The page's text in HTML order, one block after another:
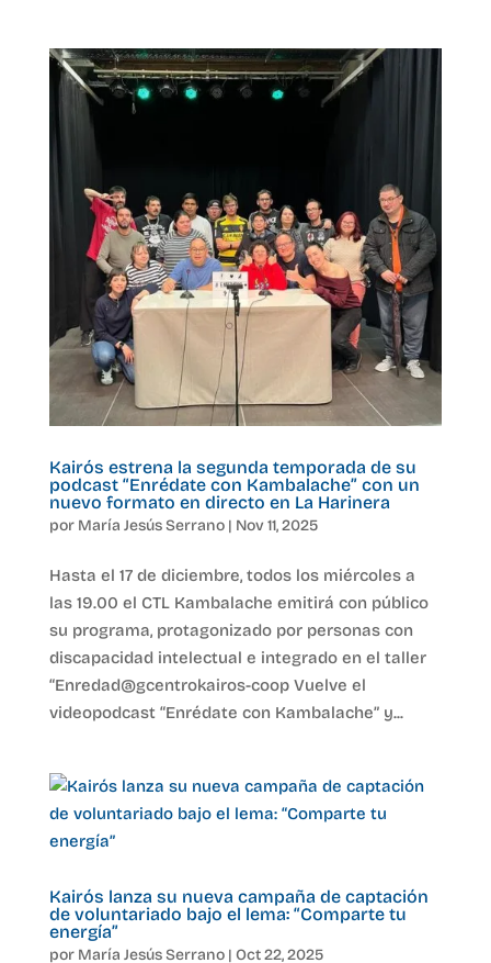
Kairós estrena la segunda temporada de su
podcast “Enrédate con Kambalache” con un
nuevo formato en directo en La Harinera
por María Jesús Serrano| Nov 11, 2025
Hasta el 17 de diciembre, todos los miércoles a
las 19.00 el CTL Kambalache emitirá con público
su programa, protagonizado por personas con
discapacidad intelectual e integrado en el taller
“Enredad@gcentrokairos-coop Vuelve el
videopodcast “Enrédate con Kambalache” y...
Kairós lanza su nueva campaña de captación
de voluntariado bajo el lema: “Comparte tu
energía”
por María Jesús Serrano| Oct 22, 2025